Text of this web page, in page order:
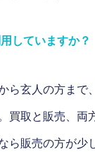
していますか？
玄人の方まで
買取と販売、両
ら販売の方が少